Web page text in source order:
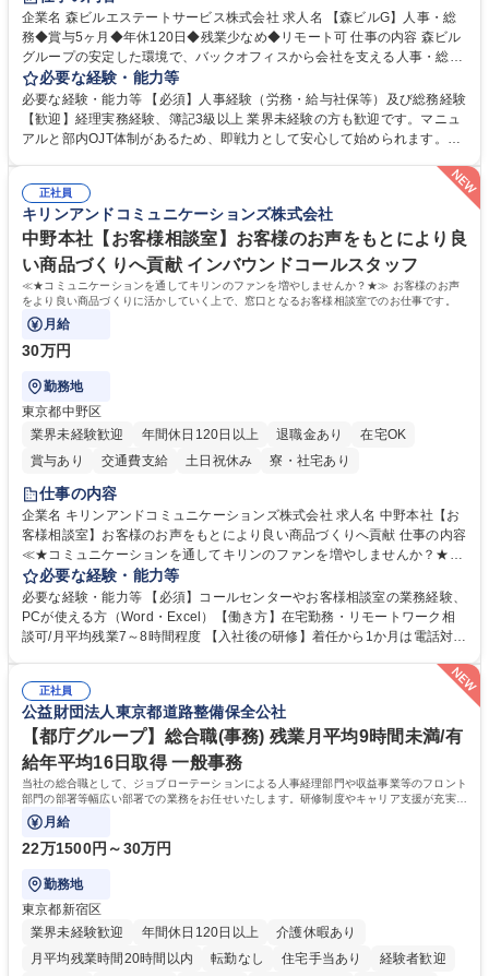
完全週休2日制 交通費支給 長期歓迎 駅近5分以内 土日祝休み
企業名 森ビルエステートサービス株式会社 求人名 【森ビルG】人事・総
務◆賞与5ヶ月◆年休120日◆残業少なめ◆リモート可 仕事の内容 森ビル
グループの安定した環境で、バックオフィスから会社を支える人事・総務
をお任せします。 労務と総務の業務をバランスよく担当し、ゆくゆくは制
度改定などのコア業務にも挑戦できる、やりがいある環境です。 ■勤怠管
理、給与計算、社会保険手続き、年末調整等の労務管理全般 ■入退社手続
き、社内規定の改定や人事制度改定などのコア業務 ■社内イベントの企画
は部内のOJTを中心に、あなたの経験に合わせて不足している部分はいつ
でも質問・相談できる環境が整っているため、安心して成長できます。 募
集職種 【森ビルG】人事・総務◆賞与5ヶ月◆年休120日◆残業少なめ◆
リモート可
必要な経験・能力等
必要な経験・能力等 【必須】人事経験（労務・給与社保等）及び総務経験
【歓迎】経理実務経験、簿記3級以上 業界未経験の方も歓迎です。マニュ
アルと部内OJT体制があるため、即戦力として安心して始められます。
ます。定型業務に留まらず、社内規定や人事制度の改定など会社のコア業
務に挑戦できるため、自身の成長と組織への貢献度をダイレクトに実感で
きます。 残業少なめ、週1日リモート可など、ワークライフバランスを保
ち長期活躍できる環境です。 「これまでの幅広い経験を活かし、長期的な
キャリアを築きたい」という前向きな意欲と挑戦を全力で応援します。 学
歴・資格 学歴：大学院 大学 高専 短大 専修学校 高校 語学力： 資格：日商
簿記検定1級 日商簿記検定2級 日商簿記検定3級
正社員
キリンアンドコミュニケーションズ株式会社
中野本社【お客様相談室】お客様のお声をもとにより良
い商品づくりへ貢献 インバウンドコールスタッフ
≪★コミュニケーションを通してキリンのファンを増やしませんか？★≫ お客様のお声
をより良い商品づくりに活かしていく上で、窓口となるお客様相談室でのお仕事です。
月給
30万円
勤務地
東京都中野区
業界未経験歓迎
年間休日120日以上 退職金あり
在宅OK
賞与あり
交通費支給 土日祝休み 寮・社宅あり
仕事の内容
企業名 キリンアンドコミュニケーションズ株式会社 求人名 中野本社【お
客様相談室】お客様のお声をもとにより良い商品づくりへ貢献 仕事の内容
≪★コミュニケーションを通してキリンのファンを増やしませんか？★≫
お客様のお声をより良い商品づくりに活かしていく上で、窓口となるお客
様相談室でのお仕事です。 日々お客様からいただくキリングループへのご
意見を、企業活動に活かしています。お客様からの声に迅速かつ誠意をも
って対応、情報提供するとともにグループ内活動に反映しています。 【具
人チャットボット対応など。 【1日の対応件数】■電話：月間一人当たり
平均100件前後■メール・手紙：同上40件前後 募集職種 中野本社【お客様
相談室】お客様のお声をもとにより良い商品づくりへ貢献
必要な経験・能力等
必要な経験・能力等 【必須】コールセンターやお客様相談室の業務経験、
PCが使える方（Word・Excel）【働き方】在宅勤務・リモートワーク相
談可/月平均残業7～8時間程度 【入社後の研修】着任から1か月は電話対応
施する予定です。独り立ち以降もしっかりフォローする体制を整えていま
すのでご安心ください。 【当社について】キリングループの広報機能を担
う会社として、お客様との出会いを大切にし、磨き上げたホスピタリティ
を込めてコミュニケーションをとりながら広報関連業務を行っておりま
す。 学歴・資格 学歴：大学院 大学 高専 短大 専修学校 高校 語学力： 資
格：
正社員
公益財団法人東京都道路整備保全公社
【都庁グループ】総合職(事務) 残業月平均9時間未満/有
給年平均16日取得 一般事務
当社の総合職として、ジョブローテーションによる人事経理部門や収益事業等のフロント
部門の部署等幅広い部署での業務をお任せいたします。研修制度やキャリア支援が充実し
ております！ ※下記業務詳細
月給
22万1500円～30万円
勤務地
東京都新宿区
業界未経験歓迎
年間休日120日以上
介護休暇あり
月平均残業時間20時間以内
転勤なし 住宅手当あり
経験者歓迎